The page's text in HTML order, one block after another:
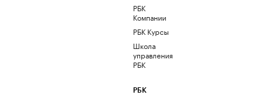
РБК
Компании
РБК Курсы
Школа
управления
РБК
РБК